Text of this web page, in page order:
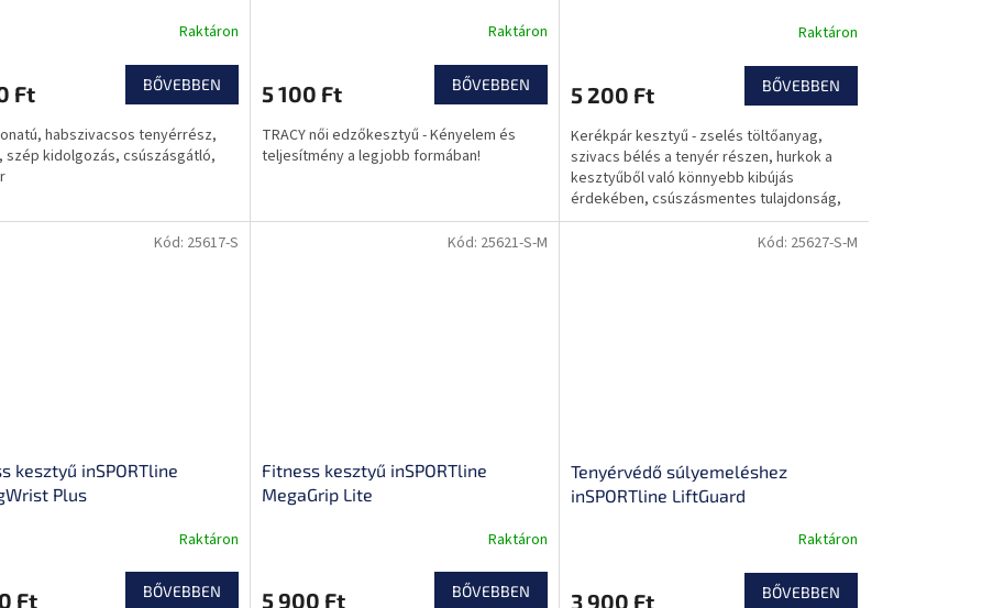
Raktáron
Ft BŐVEBBEN
habszivacsos tenyérrész,
szép kidolgozás, csúszásgátló,
Raktáron
5 100 Ft BŐVEBBEN
TRACY női edzőkesztyű - Kényelem és
teljesítmény a legjobb formában!
Raktáron
5 200 Ft BŐVEBBEN
Kerékpár kesztyű - zselés töltőanyag,
szivacs bélés a tenyér részen, hurkok a
kesztyűből való könnyebb kibújás
érdekében, csúszásmentes tulajdonság,
tépőzáras felcsatolás.
kesztyű inSPORTline
Plus
Raktáron
Ft BŐVEBBEN
Kód: 25617-S
Fitness kesztyű inSPORTline
MegaGrip Lite
Raktáron
5 900 Ft BŐVEBBEN
Kód: 25621-S-M
Tenyérvédő súlyemeléshez
inSPORTline LiftGuard
Raktáron
3 900 Ft BŐVEBBEN
Kód: 25627-S-M